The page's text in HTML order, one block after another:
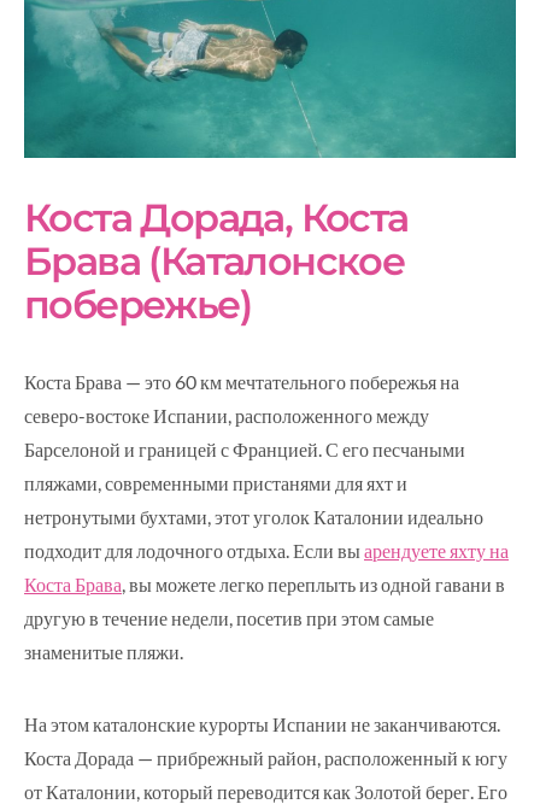
Коста Дорада, Коста
Брава (Каталонское
побережье)
Коста Брава — это 60 км мечтательного побережья на
северо-востоке Испании, расположенного между
Барселоной и границей с Францией. С его песчаными
пляжами, современными пристанями для яхт и
нетронутыми бухтами, этот уголок Каталонии идеально
подходит для лодочного отдыха. Если выарендуете яхту на
Коста Брава, вы можете легко переплыть из одной гавани в
другую в течение недели, посетив при этом самые
знаменитые пляжи.
На этом каталонские курорты Испании не заканчиваются.
Коста Дорада — прибрежный район, расположенный к югу
от Каталонии, который переводится как Золотой берег. Его